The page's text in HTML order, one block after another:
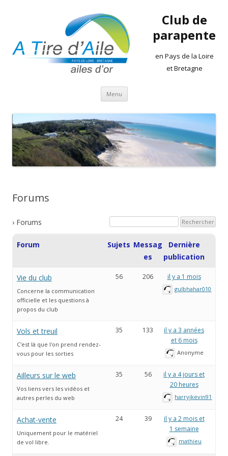
Club de
parapente
en Pays de la Loire
et Bretagne
Menu Aller
contenu
Forums
› Forums
Forum Sujets Messag
es
Dernière
publication
Vie du club
Concerne la communication
officielle et les questions à
propos du club
56 206 il y a 1 mois
gulbhahar010
Vols et treuil
C'est là que l'on prend rendez-
vous pour les sorties
35 133
il y a 3 années
et 6 mois
Anonyme
Ailleurs sur le web
Vos liens vers les vidéos et
autres perles du web
35 56
il y a 4 jours et
20 heures
harryjkevin91
Achat-vente
Uniquement pour le matériel
de vol libre.
24 39
il y a 2 mois et
1 semaine
mathieu